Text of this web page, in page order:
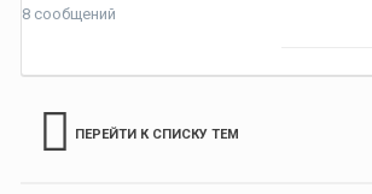
8 сообщений
ПЕРЕЙТИ К СПИСКУ ТЕМ